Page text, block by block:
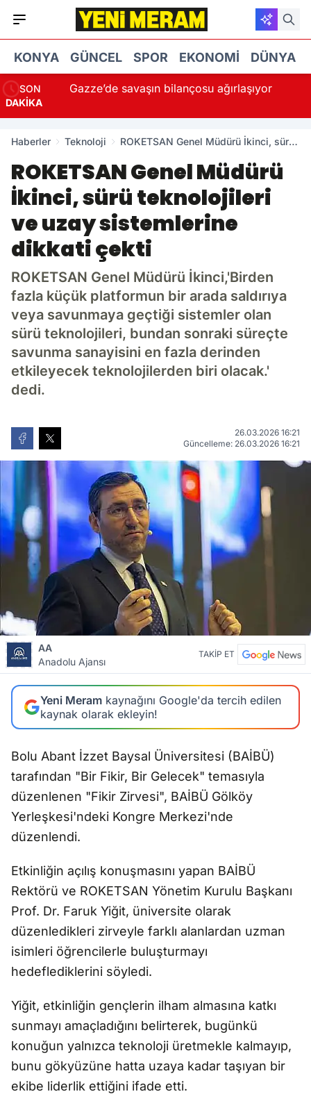
KONYA GÜNCEL SPOR EKONOMI DÜNYA
SON
DAKİKA
Gazze’de savaşın bilançosu ağırlaşıyor
Haberler Teknoloji
ROKETSAN Genel Müdürü İkinci, sürü
dikkati çekti
ROKETSAN Genel Müdürü
İkinci, sürü teknolojileri
ve uzay sistemlerine
dikkati çekti
ROKETSAN Genel Müdürü İkinci,'Birden
fazla küçük platformun bir arada saldırıya
veya savunmaya geçtiği sistemler olan
sürü teknolojileri, bundan sonraki süreçte
savunma sanayisini en fazla derinden
etkileyecek teknolojilerden biri olacak.'
dedi.
26.03.2026 16:21
Güncelleme: 26.03.2026 16:21
AA
Anadolu Ajansı
TAKİP ET
Yeni Meram kaynağını Google'da tercih edilen
kaynak olarak ekleyin!
Bolu Abant İzzet Baysal Üniversitesi (BAİBÜ)
tarafından "Bir Fikir, Bir Gelecek" temasıyla
düzenlenen "Fikir Zirvesi", BAİBÜ Gölköy
Yerleşkesi'ndeki Kongre Merkezi'nde
düzenlendi.
Etkinliğin açılış konuşmasını yapan BAİBÜ
Rektörü ve ROKETSAN Yönetim Kurulu Başkanı
Prof. Dr. Faruk Yiğit, üniversite olarak
düzenledikleri zirveyle farklı alanlardan uzman
isimleri öğrencilerle buluşturmayı
hedeflediklerini söyledi.
Yiğit, etkinliğin gençlerin ilham almasına katkı
sunmayı amaçladığını belirterek, bugünkü
konuğun yalnızca teknoloji üretmekle kalmayıp,
bunu gökyüzüne hatta uzaya kadar taşıyan bir
ekibe liderlik ettiğini ifade etti.